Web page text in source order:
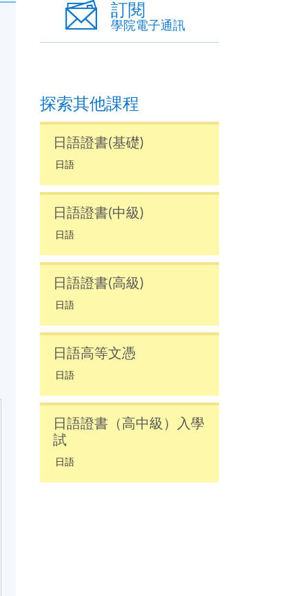
訂閱
學院電子通訊
探索其他課程
日語證書(基礎)
日語
日語證書(中級)
日語
日語證書(高級)
日語
日語高等文憑
日語
日語證書（高中級）入學
試
日語